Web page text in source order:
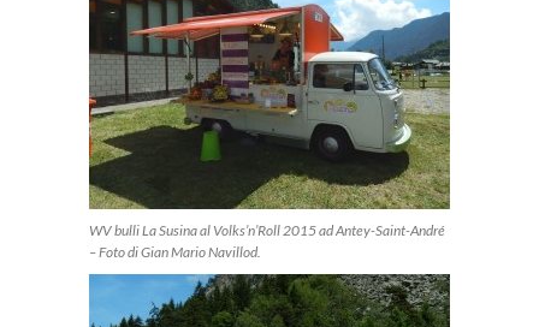
WV bulli La Susina al Volks’n’Roll 2015 ad Antey-Saint-André
– Foto di Gian Mario Navillod.